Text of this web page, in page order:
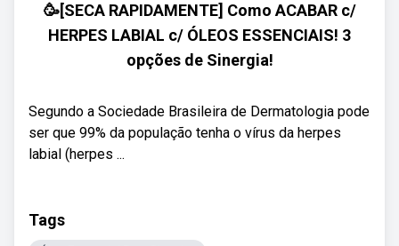
🥳[SECA RAPIDAMENTE] Como ACABAR c/
HERPES LABIAL c/ ÓLEOS ESSENCIAIS! 3
opções de Sinergia!
Segundo a Sociedade Brasileira de Dermatologia pode
ser que 99% da população tenha o vírus da herpes
labial (herpes ...
Tags